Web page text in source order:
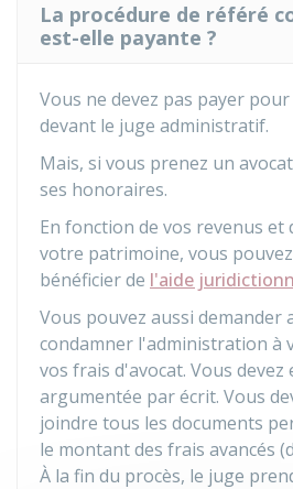
La procédure de référé
est-elle payante ?
Vous ne devez pas payer
devant le juge administratif.
Mais, si vous prenez un
ses honoraires.
En fonction de vos revenus et
votre patrimoine, vous
bénéficier de l'aide
Vous pouvez aussi demander
condamner l'administration à
vos frais d'avocat. Vous devez
argumentée par écrit. Vous
joindre tous les documents
le montant des frais avancés
À la fin du procès, le juge